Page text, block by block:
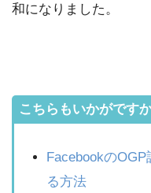
和になりました。
こちらもいかがです
Facebookの
る方法